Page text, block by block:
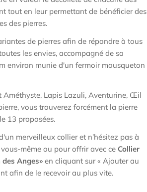
tout en leur permettant de bénéficier des
des pierres.
de pierres afin de répondre à tous
les envies, accompagné de sa
environ munie d'un fermoir mousqueton
Améthyste, Lapis Lazuli, Aventurine, Œil
vous trouverez forcément la pierre
13 proposées.
merveilleux collier et n’hésitez pas à
même ou pour offrir avec ce Collier
Anges» en cliquant sur « Ajouter au
afin de le recevoir au plus vite.